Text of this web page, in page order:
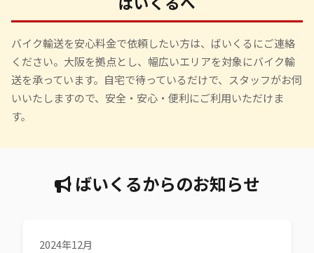
ばいくるからのお知らせ
2024年12月
バイク輸送を安心料金で依頼したい方は、ばいくるにご連絡
ください。大阪を拠点とし、幅広いエリアを対象にバイク輸
送を承っています。自宅で待っているだけで、スタッフがお伺
いいたしますので、安全・安心・便利にご利用いただけま
す。